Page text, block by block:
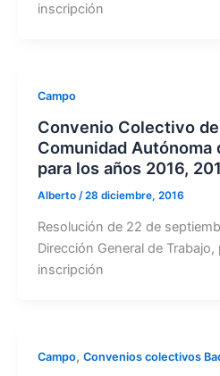
inscripción
Campo
Convenio Colectivo
Comunidad Autónoma
para los años 2016,
Alberto /28 diciembre, 2016
Resolución de 22 de
Dirección General de
inscripción
Campo, Convenios colectivos